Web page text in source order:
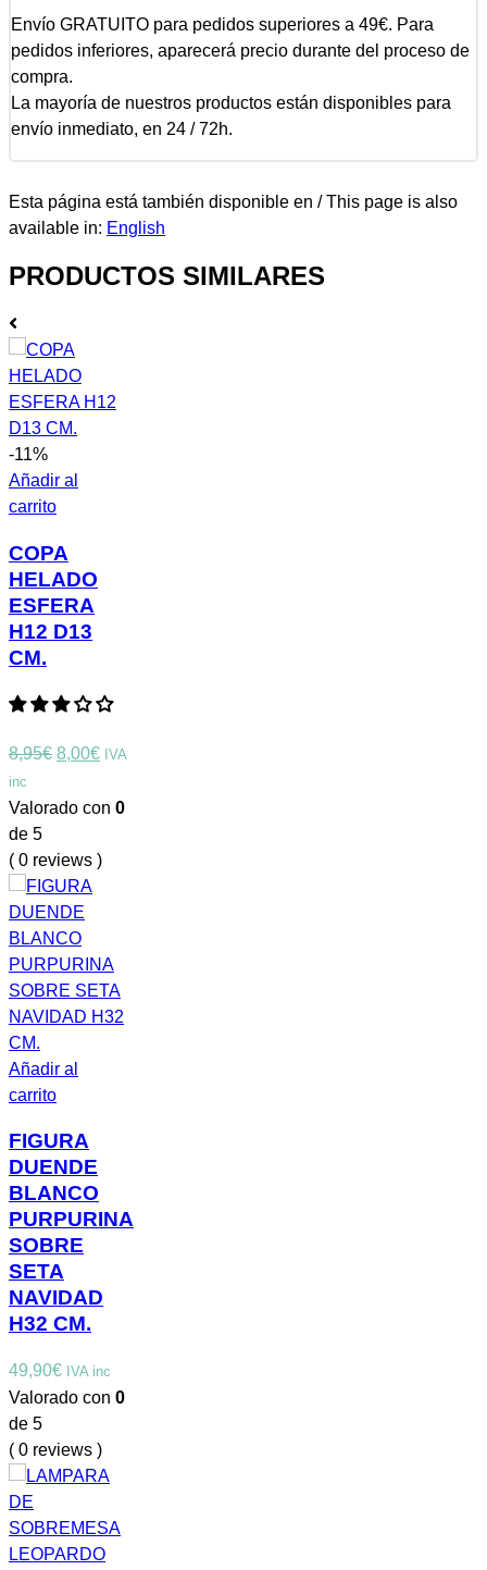
Envío GRATUITO para pedidos superiores a 49€. Para
pedidos inferiores, aparecerá precio durante del proceso de
compra.
La mayoría de nuestros productos están disponibles para
envío inmediato, en 24 / 72h.
Esta página está también disponible en / This page is also
available in: English
PRODUCTOS SIMILARES
-11%
Añadir al
carrito
COPA
HELADO
ESFERA
H12 D13
CM.
8,95€ El
original
8,95€.
8,00€El
actual
8,00€.
IVA
inc
Valorado con 0
de 5
( 0 reviews )
Añadir al
carrito
FIGURA
DUENDE
BLANCO
PURPURINA
SOBRE
SETA
NAVIDAD
H32 CM.
49,90€ IVA inc
Valorado con 0
de 5
( 0 reviews )